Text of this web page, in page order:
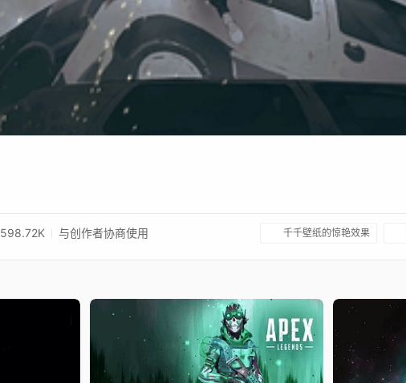
598.72K 与创作者协商使用 千千壁纸的惊艳效果